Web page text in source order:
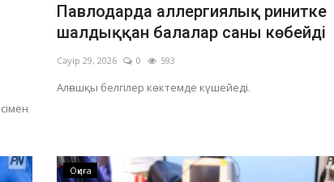
Павлодарда аллергиялық ринитке
шалдыққан балалар саны көбейді
Сәуір 29, 2026 0 593
Алғашқы белгілер көктемде күшейеді.
Оқиға